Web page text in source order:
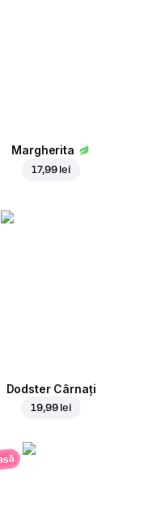
Margherita
17,99 lei
Dodster Cârnați
19,99 lei